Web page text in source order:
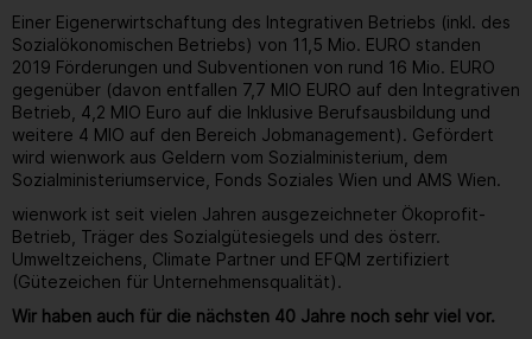
Einer Eigenerwirtschaftung des Integrativen Betriebs (inkl. des
Sozialökonomischen Betriebs) von 11,5 Mio. EURO standen
2019 Förderungen und Subventionen von rund 16 Mio. EURO
gegenüber (davon entfallen 7,7 MIO EURO auf den Integrativen
Betrieb, 4,2 MIO Euro auf die Inklusive Berufsausbildung und
weitere 4 MIO auf den Bereich Jobmanagement). Gefördert
wird wienwork aus Geldern vom Sozialministerium, dem
Sozialministeriumservice, Fonds Soziales Wien und AMS Wien.
wienwork ist seit vielen Jahren ausgezeichneter Ökoprofit-
Betrieb, Träger des Sozialgütesiegels und des österr.
Umweltzeichens, Climate Partner und EFQM zertifiziert
(Gütezeichen für Unternehmensqualität).
Wir haben auch für die nächsten 40 Jahre noch sehr viel vor.